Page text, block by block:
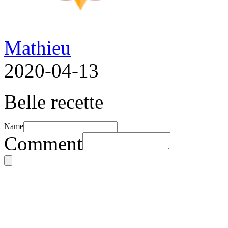
Mathieu
2020-04-13
Belle recette
Name
Comment